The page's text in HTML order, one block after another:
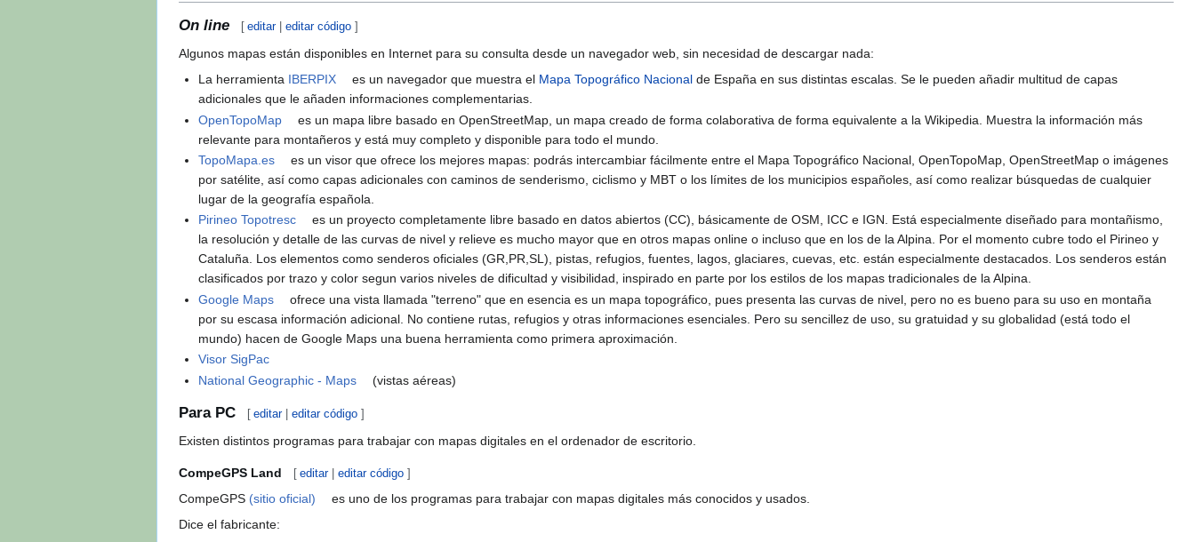
On line [ editar|editar código ]
Algunos mapas están disponibles en Internet para su consulta desde un navegador web, sin necesidad de descargar nada:
La herramienta IBERPIX es un navegador que muestra el Mapa Topográfico Nacional de España en sus distintas escalas. Se le pueden añadir multitud de capas
adicionales que le añaden informaciones complementarias.
OpenTopoMap
es un mapa libre basado en OpenStreetMap, un mapa creado de forma colaborativa de forma equivalente a la Wikipedia. Muestra la información más
relevante para montañeros y está muy completo y disponible para todo el mundo.
TopoMapa.es
es un visor que ofrece los mejores mapas: podrás intercambiar fácilmente entre el Mapa Topográfico Nacional, OpenTopoMap, OpenStreetMap o imágenes
por satélite, así como capas adicionales con caminos de senderismo, ciclismo y MBT o los límites de los municipios españoles, así como realizar búsquedas de cualquier
lugar de la geografía española.
Pirineo Topotresc
es un proyecto completamente libre basado en datos abiertos (CC), básicamente de OSM, ICC e IGN. Está especialmente diseñado para montañismo,
la resolución y detalle de las curvas de nivel y relieve es mucho mayor que en otros mapas online o incluso que en los de la Alpina. Por el momento cubre todo el Pirineo y
Cataluña. Los elementos como senderos oficiales (GR,PR,SL), pistas, refugios, fuentes, lagos, glaciares, cuevas, etc. están especialmente destacados. Los senderos están
clasificados por trazo y color segun varios niveles de dificultad y visibilidad, inspirado en parte por los estilos de los mapas tradicionales de la Alpina.
Google Maps
ofrece una vista llamada "terreno" que en esencia es un mapa topográfico, pues presenta las curvas de nivel, pero no es bueno para su uso en montaña
por su escasa información adicional. No contiene rutas, refugios y otras informaciones esenciales. Pero su sencillez de uso, su gratuidad y su globalidad (está todo el
mundo) hacen de Google Maps una buena herramienta como primera aproximación.
Visor SigPac
National Geographic - Maps
(vistas aéreas)
Para PC [ editar|editar código ]
Existen distintos programas para trabajar con mapas digitales en el ordenador de escritorio.
CompeGPS Land [ editar|editar código ]
CompeGPS (sitio oficial)
es uno de los programas para trabajar con mapas digitales más conocidos y usados.
Dice el fabricante: